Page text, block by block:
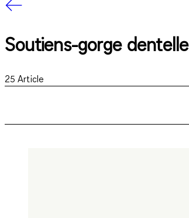
Soutiens-gorge dentelle
25 Article